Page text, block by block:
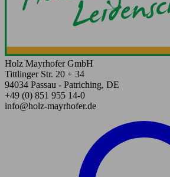
Holz Mayrhofer GmbH
Tittlinger Str. 20 + 34
94034 Passau - Patriching, DE
+49 (0) 851 955 14-0
info@holz-mayrhofer.de